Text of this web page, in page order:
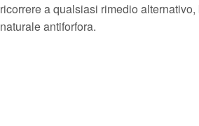
ricorrere a qualsiasi rimedio
naturale antiforfora.